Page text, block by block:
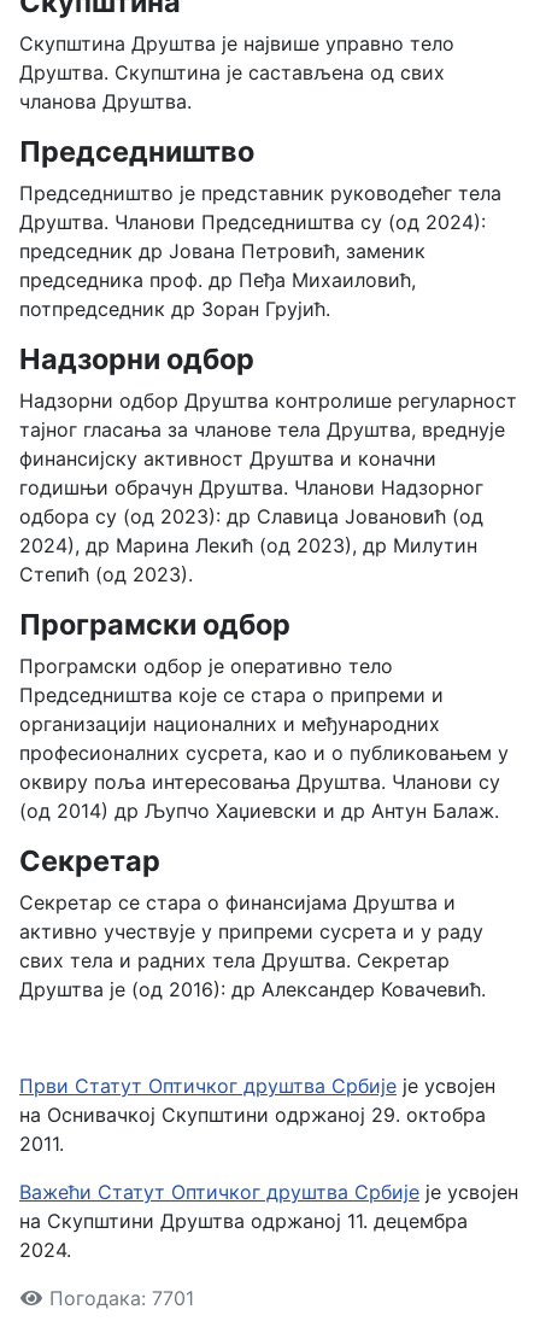
Скупштина Друштва је највише управно тело
Друштва. Скупштина је састављена од свих
чланова Друштва.
Председништво
Председништво је представник руководећег тела
Друштва. Чланови Председништва су (од 2024):
председник др Јована Петровић, заменик
председника проф. др Пеђа Михаиловић,
потпредседник др Зоран Грујић.
Надзорни одбор
Надзорни одбор Друштва контролише регуларност
тајног гласања за чланове тела Друштва, вреднује
финансијску активност Друштва и коначни
годишњи обрачун Друштва. Чланови Надзорног
одбора су (од 2023): др Славица Јовановић (од
2024), др Марина Лекић (од 2023), др Милутин
Степић (од 2023).
Програмски одбор
Програмски одбор је оперативно тело
Председништва које се стара о припреми и
организацији националних и међународних
професионалних сусрета, као и о публиковањем у
оквиру поља интересовања Друштва. Чланови су
(од 2014) др Љупчо Хаџиевски и др Антун Балаж.
Секретар
Секретар се стара о финансијама Друштва и
активно учествује у припреми сусрета и у раду
свих тела и радних тела Друштва. Секретар
Друштва је (од 2016): др Александер Ковачевић.
Први Статут Оптичког друштва Србије је усвојен
на Оснивачкој Скупштини одржаној 29. октобра
2011.
Важећи Статут Оптичког друштва Србије је усвојен
на Скупштини Друштва одржаној 11. децембра
2024.
Погодака: 7701